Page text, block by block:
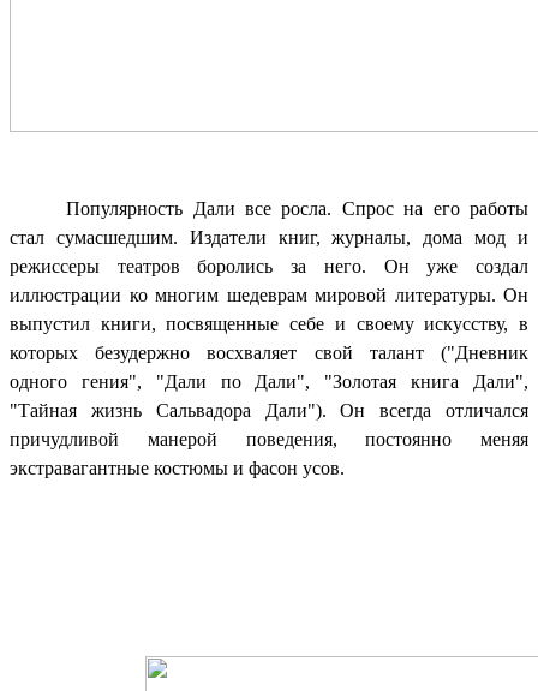
Популярность Дали все росла. Спрос на его работы
стал сумасшедшим. Издатели книг, журналы, дома мод и
режиссеры театров боролись за него. Он уже создал
иллюстрации ко многим шедеврам мировой литературы. Он
выпустил книги, посвященные себе и своему искусству, в
которых безудержно восхваляет свой талант ("Дневник
одного гения", "Дали по Дали", "Золотая книга Дали",
"Тайная жизнь Сальвадора Дали"). Он всегда отличался
причудливой манерой поведения, постоянно меняя
экстравагантные костюмы и фасон усов.